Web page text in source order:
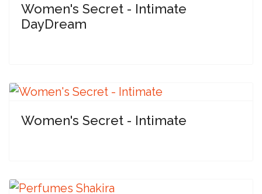
Women's Secret - Intimate
DayDream
Women's Secret - Intimate